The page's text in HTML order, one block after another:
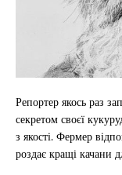
Репортер якось раз
секретом своєї
з якості. Фермер
роздає кращі качани